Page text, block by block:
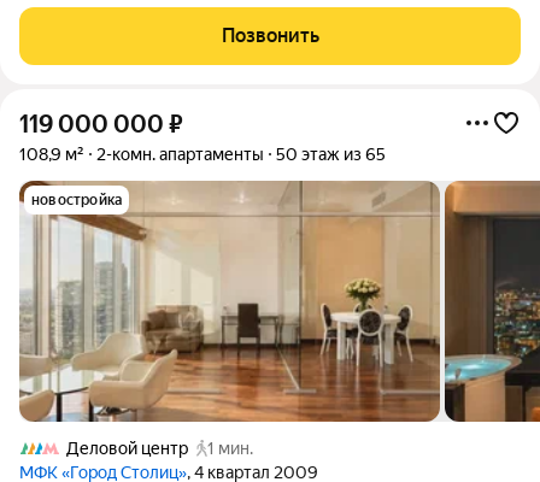
качественный ремонт: свежая отделка, аккуратные
Позвонить
119 000 000 ₽
108,9 м² 2-комн. апартаменты 50 этаж из 65
новостройка
Деловой центр
1 мин.
МФК «Город Столиц», 4 квартал 2009